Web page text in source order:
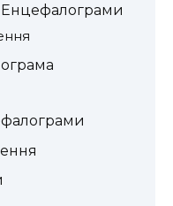
Енцефалограми